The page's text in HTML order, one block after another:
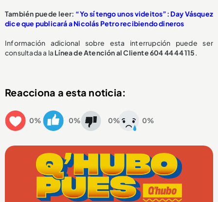
También puede leer: “Yo sí tengo unos videitos”: Day Vásquez
dice que publicará a Nicolás Petro recibiendo dineros
Información adicional sobre esta interrupción puede ser
consultada a la Línea de Atención al Cliente 604 44 44 115.
Reacciona a esta noticia:
0% 0% 0% 0%